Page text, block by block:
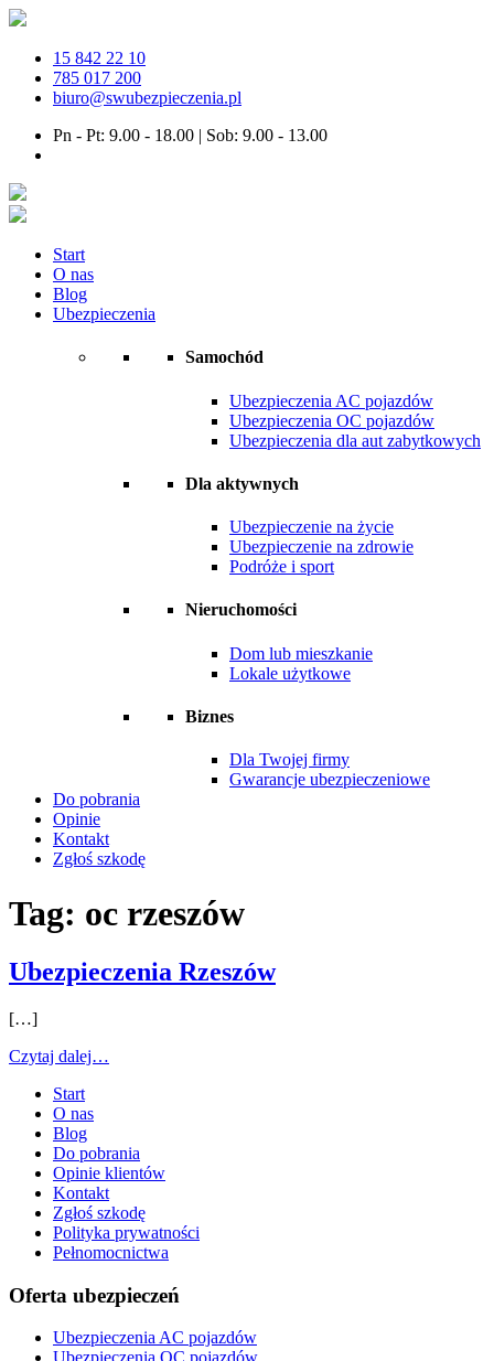
15 842 22 10
785 017 200
biuro@swubezpieczenia.pl
Pn - Pt: 9.00 - 18.00 | Sob: 9.00 - 13.00
Start
O nas
Blog
Ubezpieczenia
Samochód
Ubezpieczenia AC pojazdów
Ubezpieczenia OC pojazdów
Ubezpieczenia dla aut zabytkowych
Dla aktywnych
Ubezpieczenie na życie
Ubezpieczenie na zdrowie
Podróże i sport
Nieruchomości
Dom lub mieszkanie
Lokale użytkowe
Biznes
Dla Twojej firmy
Gwarancje ubezpieczeniowe
Do pobrania
Opinie
Kontakt
Zgłoś szkodę
Tag: oc rzeszów
Ubezpieczenia Rzeszów
[…]
Czytaj dalej…
Start
O nas
Blog
Do pobrania
Opinie klientów
Kontakt
Zgłoś szkodę
Polityka prywatności
Pełnomocnictwa
Oferta ubezpieczeń
Ubezpieczenia AC pojazdów